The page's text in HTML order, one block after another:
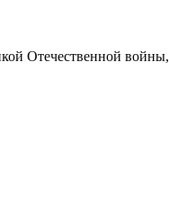
Отечественной войны,